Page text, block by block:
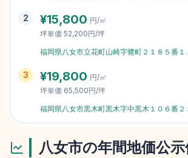
2 ¥15,800 円/㎡
坪単価 52,200円/坪
福岡県八女市立花町山崎字鷺町２１８５番１
3 ¥19,800 円/㎡
坪単価 65,500円/坪
福岡県八女市黒木町黒木字中黒木１０６番２
八女市の年間地価公